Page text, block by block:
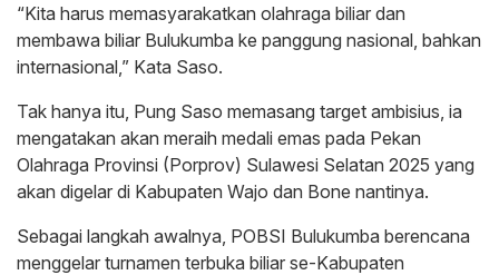
“Kita harus memasyarakatkan olahraga biliar dan
membawa biliar Bulukumba ke panggung nasional, bahkan
internasional,” Kata Saso.
Tak hanya itu, Pung Saso memasang target ambisius, ia
mengatakan akan meraih medali emas pada Pekan
Olahraga Provinsi (Porprov) Sulawesi Selatan 2025 yang
akan digelar di Kabupaten Wajo dan Bone nantinya.
Sebagai langkah awalnya, POBSI Bulukumba berencana
menggelar turnamen terbuka biliar se-Kabupaten